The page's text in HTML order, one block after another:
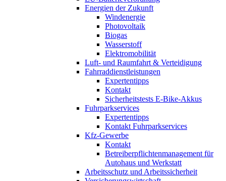
Energien der Zukunft
Windenergie
Photovoltaik
Biogas
Wasserstoff
Elektromobilität
Luft- und Raumfahrt & Verteidigung
Fahrraddienstleistungen
Expertentipps
Kontakt
Sicherheitstests E-Bike-Akkus
Fuhrparkservices
Expertentipps
Kontakt Fuhrparkservices
Kfz-Gewerbe
Kontakt
Betreiberpflichtenmanagement für
Autohaus und Werkstatt
Arbeitsschutz und Arbeitssicherheit